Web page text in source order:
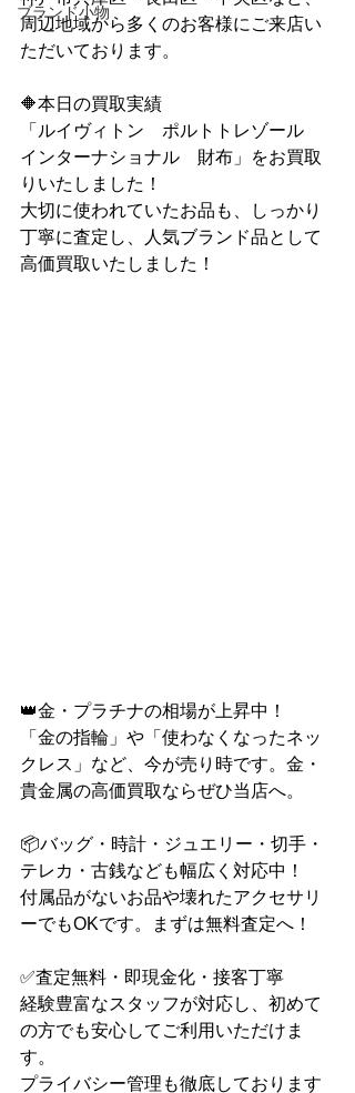
ブランド小物
周辺地域から多くのお客様にご来店い
ただいております。
🔶本日の買取実績
「ルイヴィトン　ポルトトレゾール
インターナショナル　財布」をお買取
りいたしました！
大切に使われていたお品も、しっかり
丁寧に査定し、人気ブランド品として
高価買取いたしました！
👑金・プラチナの相場が上昇中！
「金の指輪」や「使わなくなったネッ
クレス」など、今が売り時です。金・
貴金属の高価買取ならぜひ当店へ。
📦バッグ・時計・ジュエリー・切手・
テレカ・古銭なども幅広く対応中！
付属品がないお品や壊れたアクセサリ
ーでもOKです。まずは無料査定へ！
✅査定無料・即現金化・接客丁寧
経験豊富なスタッフが対応し、初めて
の方でも安心してご利用いただけま
す。
プライバシー管理も徹底しております